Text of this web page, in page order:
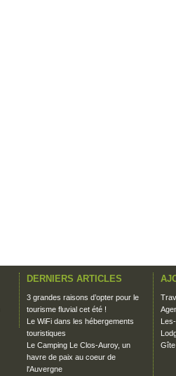
DERNIERS ARTICLES
3 grandes raisons d’opter pour le
tourisme fluvial cet été !
Le WiFi dans les hébergements
touristiques
Le Camping Le Clos-Auroy, un
havre de paix au coeur de
l'Auvergne